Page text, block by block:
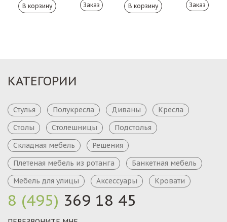
Заказ Заказ
8 (495) 369 18 45
КАТЕГОРИИ
Стулья Полукресла Диваны
Кресла
Столы
Столешницы
Подстолья
Складная мебель
Решения
Плетеная мебель из ротанга
Банкетная мебель
Мебель для улицы
Аксессуары Кровати